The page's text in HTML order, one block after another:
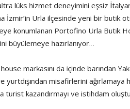
lüks hizmet deneyimini eşsiz
İzmir’in Urla ilçesinde yeni bir
konumlanan Portofino Urla Butik
büyülemeye hazırlanıyor…
markasını da içinde barından
yurtdışından misafirlerini
turist kazandırmayı ve istihdam